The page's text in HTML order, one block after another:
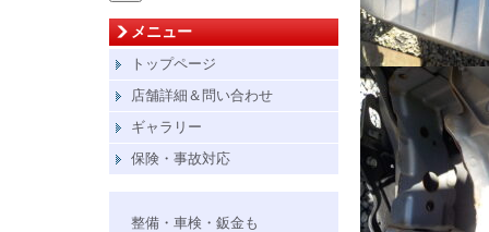
メニュー
トップページ
店舗詳細＆問い合わせ
ギャラリー
保険・事故対応
整備・車検・鈑金も